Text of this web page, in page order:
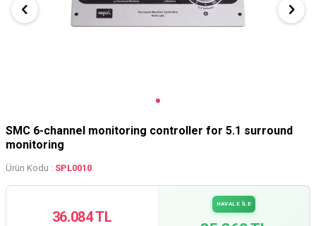
SMC 6-channel monitoring controller for 5.1 surround
monitoring
Ürün Kodu : SPL0010
36.084 TL
HAVALE İLE